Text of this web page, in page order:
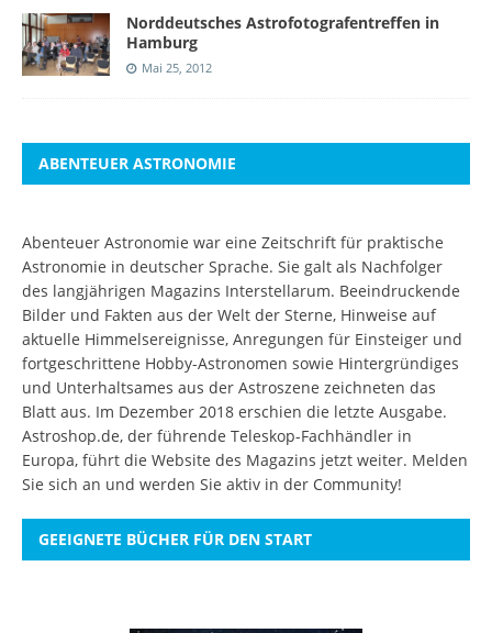
Norddeutsches Astrofotografentreffen in
Hamburg
Mai 25, 2012
ABENTEUER ASTRONOMIE
Abenteuer Astronomie war eine Zeitschrift für praktische
Astronomie in deutscher Sprache. Sie galt als Nachfolger
des langjährigen Magazins Interstellarum. Beeindruckende
Bilder und Fakten aus der Welt der Sterne, Hinweise auf
aktuelle Himmelsereignisse, Anregungen für Einsteiger und
fortgeschrittene Hobby-Astronomen sowie Hintergründiges
und Unterhaltsames aus der Astroszene zeichneten das
Blatt aus. Im Dezember 2018 erschien die letzte Ausgabe.
Astroshop.de, der führende Teleskop-Fachhändler in
Europa, führt die Website des Magazins jetzt weiter. Melden
Sie sich an und werden Sie aktiv in der Community!
GEEIGNETE BÜCHER FÜR DEN START